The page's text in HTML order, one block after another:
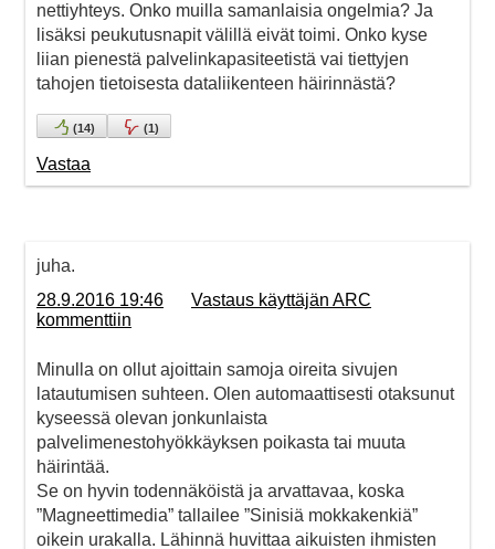
nettiyhteys. Onko muilla samanlaisia ongelmia? Ja
lisäksi peukutusnapit välillä eivät toimi. Onko kyse
liian pienestä palvelinkapasiteetistä vai tiettyjen
tahojen tietoisesta dataliikenteen häirinnästä?
(14) (1)
Vastaa
juha.
28.9.2016 19:46
Vastaus käyttäjän ARC
kommenttiin
Minulla on ollut ajoittain samoja oireita sivujen
latautumisen suhteen. Olen automaattisesti otaksunut
kyseessä olevan jonkunlaista
palvelimenestohyökkäyksen poikasta tai muuta
häirintää.
Se on hyvin todennäköistä ja arvattavaa, koska
”Magneettimedia” tallailee ”Sinisiä mokkakenkiä”
oikein urakalla. Lähinnä huvittaa aikuisten ihmisten